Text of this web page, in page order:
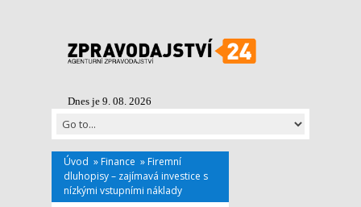
Dnes je 9. 08. 2026
Úvod » Finance » Firemní
dluhopisy – zajímavá investice s
nízkými vstupními náklady